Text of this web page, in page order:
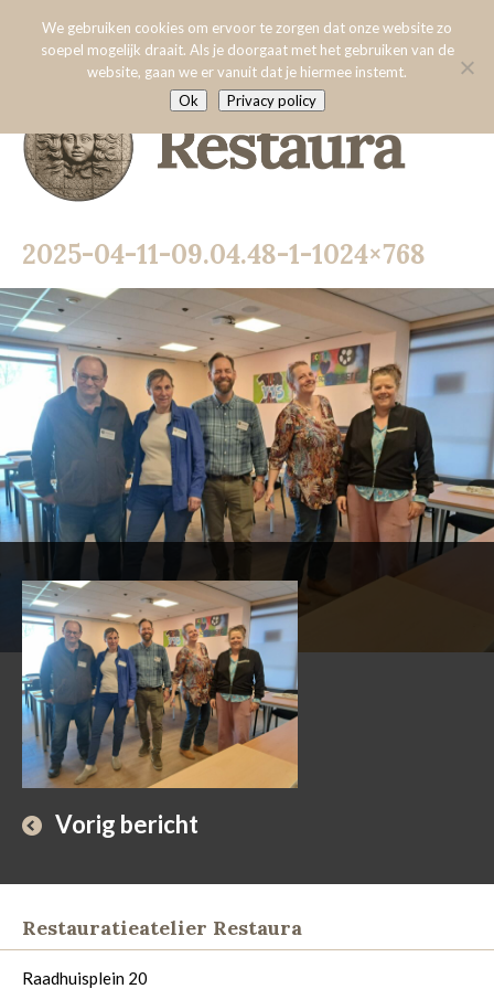
Menu:2025-04-11-09.04.48-1-1024×768
Over Restaura
Algemene voorwaarden
Specialisaties
3D-scannen
Glas
Hout
Leer
Metaal
Steen
Onderzoek
Vrienden van Restaura
Nieuws
Contact
2025-04-11-09.04.48-1-1024×768
Vorig bericht
Restauratieatelier Restaura
Raadhuisplein 20
We gebruiken cookies om ervoor te zorgen dat onze website zo
soepel mogelijk draait. Als je doorgaat met het gebruiken van de
website, gaan we er vanuit dat je hiermee instemt.
Ok
Privacy policy